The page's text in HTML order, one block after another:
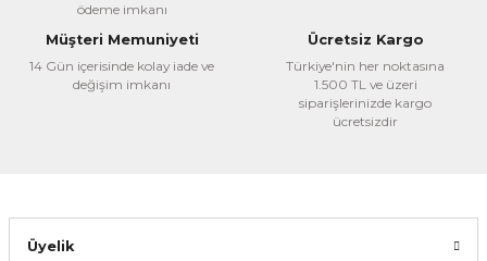
ödeme imkanı
Müşteri Memuniyeti
14 Gün içerisinde kolay iade ve
değişim imkanı
Ücretsiz Kargo
Türkiye'nin her noktasına
1.500 TL ve üzeri
siparişlerinizde kargo
ücretsizdir
Üyelik